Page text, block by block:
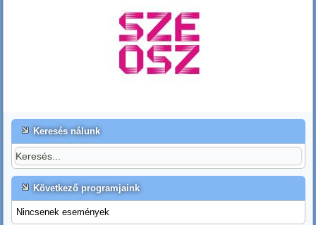
Keresés nálunk
Következő programjaink
Nincsenek események